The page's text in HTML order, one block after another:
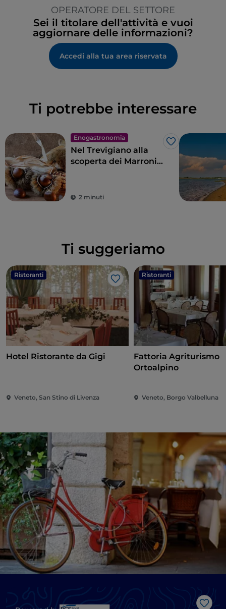
OPERATORE DEL SETTORE
Sei il titolare dell'attività e vuoi
aggiornare delle informazioni?
Accedi alla tua area riservata
Ti potrebbe interessare
Enogastronomia
Like
Nel Trevigiano alla
scoperta dei Marroni
2 minuti
Ti suggeriamo
Ristoranti
Like
Hotel Ristorante da Gigi
Veneto, San Stino di Livenza
Ristoranti
Fattoria Agriturismo
Ortoalpino
Veneto, Borgo Valbelluna